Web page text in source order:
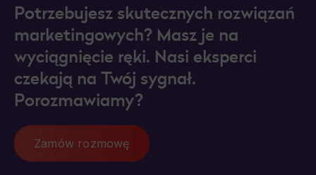
Potrzebujesz skutecznych rozwiązań
marketingowych? Masz je na
wyciągnięcie ręki. Nasi eksperci
czekają na Twój sygnał.
Porozmawiamy?
Zamów rozmowę